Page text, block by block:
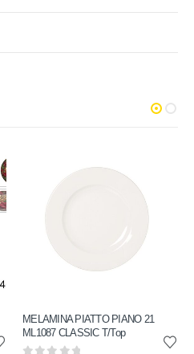
MELAMINA PIATTO PIANO 21
ML1087 CLASSIC T/Top